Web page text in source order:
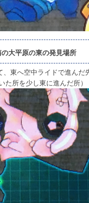
の大平原の東の発見場所
東へ空中ライドで進んだ
た所を少し東に進んだ所）